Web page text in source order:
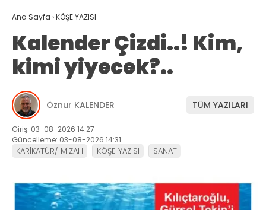
Ana Sayfa ›KÖŞE YAZISI
Kalender Çizdi..! Kim,
kimi yiyecek?..
Öznur KALENDER TÜM YAZILARI
Giriş: 03-08-2026 14:27
Güncelleme: 03-08-2026 14:31
KARİKATÜR/ MİZAH KÖŞE YAZISI SANAT